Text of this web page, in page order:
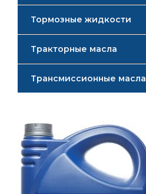
Тормозные жидкости
Тракторные масла
Трансмиссионные масла